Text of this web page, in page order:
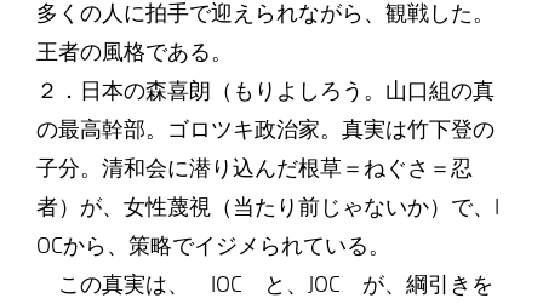
多くの人に拍手で迎えられながら、観戦した。
王者の風格である。
２．日本の森喜朗（もりよしろう。山口組の真
の最高幹部。ゴロツキ政治家。真実は竹下登の
子分。清和会に潜り込んだ根草＝ねぐさ＝忍
者）が、女性蔑視（当たり前じゃないか）で、I
OCから、策略でイジメられている。
この真実は、 IOC と、JOC が、綱引きを